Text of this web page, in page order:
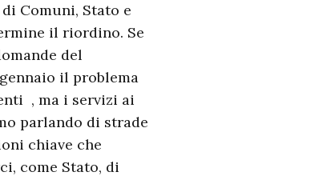
Comuni, Stato e
il riordino. Se
del
il problema
, ma i servizi ai
parlando di strade
chiave che
come Stato, di